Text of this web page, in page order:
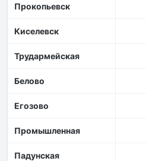
Прокопьевск
Киселевск
Трудармейская
Белово
Егозово
Промышленная
Падунская